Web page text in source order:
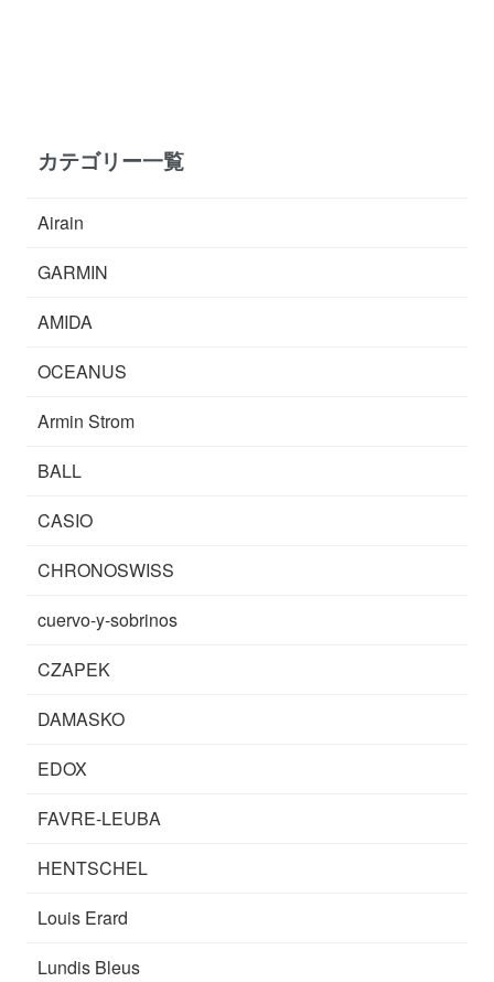
カテゴリー一覧
Airain
GARMIN
AMIDA
OCEANUS
Armin Strom
BALL
CASIO
CHRONOSWISS
cuervo-y-sobrinos
CZAPEK
DAMASKO
EDOX
FAVRE-LEUBA
HENTSCHEL
Louis Erard
Lundis Bleus